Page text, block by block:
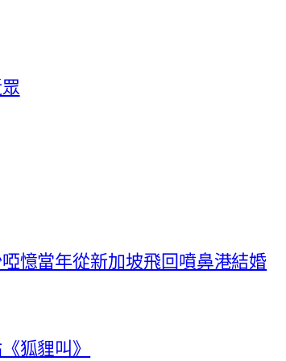
憶當年從新加坡飛回噴鼻港結婚
狐貍叫》